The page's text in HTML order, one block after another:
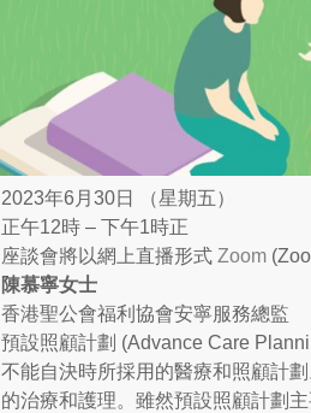
2023年6月30日 （星期五）
正午12時 – 下午1時正
座談會將以網上直播形式 Zoom
陳慕寧女士
香港聖公會福利協會安寧服務總監
預設照顧計劃 (Advance Care
不能自決時所採用的醫療和照顧計
的治療和護理。雖然預設照顧計劃